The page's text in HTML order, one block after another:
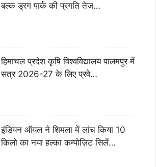
बल्क ड्रग पार्क की प्रगति तेज…
हिमाचल प्रदेश कृषि विश्वविद्यालय पालमपुर में
सत्र 2026-27 के लिए प्रवे…
इंडियन ऑयल ने शिमला में लांच किया 10
किलो का नया हल्का कम्पोज़िट सिलें…